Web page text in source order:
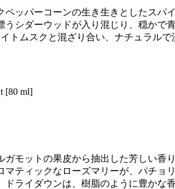
ッパーコーンの生き生きとしたスパ
シダーウッドが入り混じり、穏かで
トムスクと混ざり合い、ナチュラル
[80 ml]
モットの果皮から抽出した芳しい香
ティックなローズマリーが、パチョ
ライダウンは、樹脂のように豊かな